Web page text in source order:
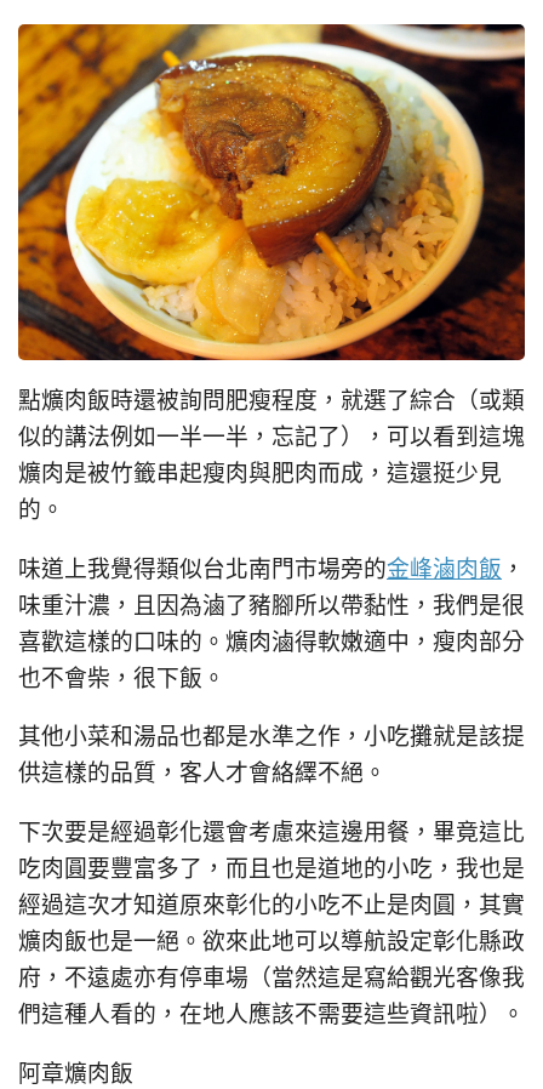
點爌肉飯時還被詢問肥瘦程度，就選了綜合（或類
似的講法例如一半一半，忘記了），可以看到這塊
爌肉是被竹籤串起瘦肉與肥肉而成，這還挺少見
的。
味道上我覺得類似台北南門市場旁的金峰滷肉飯 ，
味重汁濃，且因為滷了豬腳所以帶黏性，我們是很
喜歡這樣的口味的。爌肉滷得軟嫩適中，瘦肉部分
也不會柴，很下飯。
其他小菜和湯品也都是水準之作，小吃攤就是該提
供這樣的品質，客人才會絡繹不絕。
下次要是經過彰化還會考慮來這邊用餐，畢竟這比
吃肉圓要豐富多了，而且也是道地的小吃，我也是
經過這次才知道原來彰化的小吃不止是肉圓，其實
爌肉飯也是一絕。欲來此地可以導航設定彰化縣政
府，不遠處亦有停車場（當然這是寫給觀光客像我
們這種人看的，在地人應該不需要這些資訊啦）。
阿章爌肉飯